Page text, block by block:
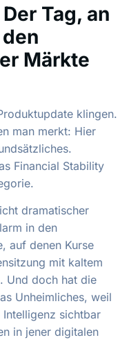
Tag, an
Märkte
klingen.
man merkt: Hier
Financial Stability
dramatischer
in den
auf denen Kurse
mit kaltem
Und doch hat die
Unheimliches, weil
Intelligenz sichtbar
in jener digitalen